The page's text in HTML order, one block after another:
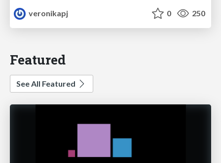
veronikapj
0 250
Featured
See All Featured